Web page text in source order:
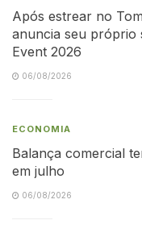
Após estrear no
anuncia seu próprio
Event 2026
06/08/2026
ECONOMIA
Balança comercial
em julho
06/08/2026